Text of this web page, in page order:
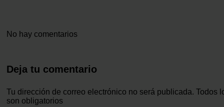
No hay comentarios
Deja tu comentario
Tu dirección de correo electrónico no será publicada. Todos
son obligatorios